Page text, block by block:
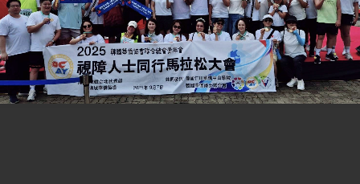
國家邁出合作第一步
總統農曆春節談話
台美貿易協議完成簽署達成6大目標、創5大歷史
性突破 總統強調將以3大面向加速臺灣經濟轉型
升級 籲請立院全力支持並盡速通過
臺美簽署「對等貿易協定」確立對等關稅15%且不